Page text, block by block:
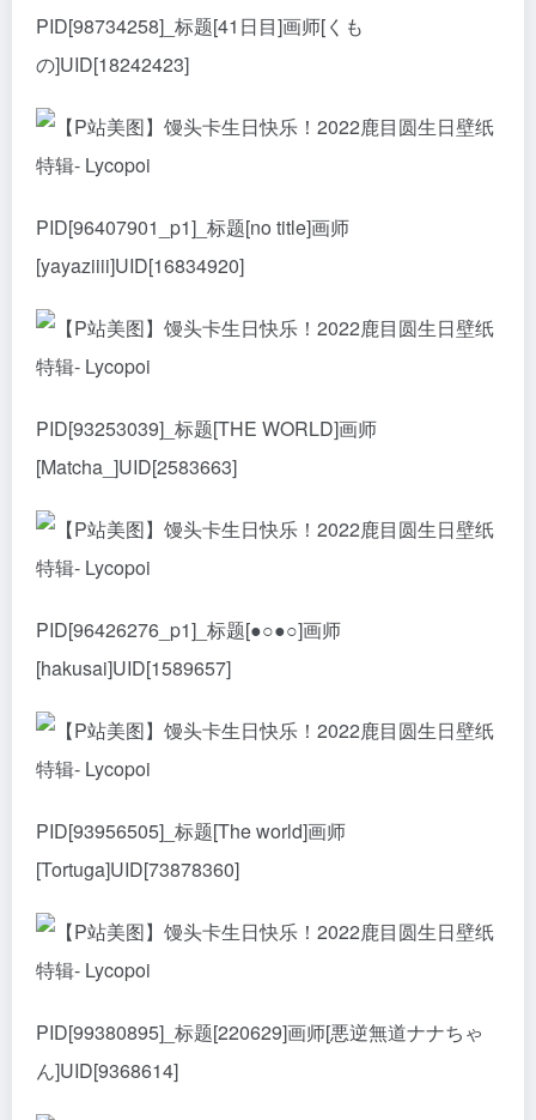
PID[98734258]_标题[41日目]画师[くも
の]UID[18242423]
PID[96407901_p1]_标题[no title]画师
[yayaziiii]UID[16834920]
PID[93253039]_标题[THE WORLD]画师
[Matcha_]UID[2583663]
PID[96426276_p1]_标题[●○●○]画师
[hakusai]UID[1589657]
PID[93956505]_标题[The world]画师
[Tortuga]UID[73878360]
PID[99380895]_标题[220629]画师[悪逆無道ナナちゃ
ん]UID[9368614]